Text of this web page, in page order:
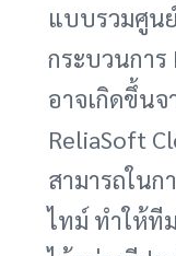
แบบรวมศูน
กระบวนกา
อาจเกิดขึ้น
ReliaSoft
สามารถใน
ไทม์ ทำให้ที